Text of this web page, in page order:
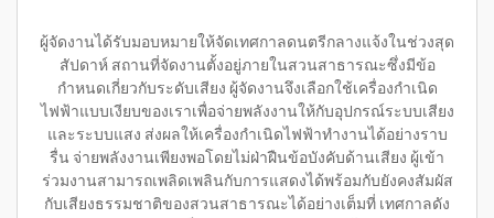
ผู้จัดงานได้รับมอบหมายให้จัดเทศกาลดนตรีกลางแจ้งในช่วงสุด
สัปดาห์ สถานที่จัดงานตั้งอยู่ภายในสวนสาธารณะซึ่งมีข้อ
กำหนดเกี่ยวกับระดับเสียง ผู้จัดงานจึงเลือกใช้เครื่องกำเนิด
ไฟฟ้าแบบเงียบของเราเพื่อจ่ายพลังงานให้กับอุปกรณ์ระบบเสียง
และระบบแสง ส่งผลให้เครื่องกำเนิดไฟฟ้าทำงานได้อย่างราบ
รื่น จ่ายพลังงานเพียงพอโดยไม่ฝ่าฝืนข้อบังคับด้านเสียง ผู้เข้า
ร่วมงานสามารถเพลิดเพลินกับการแสดงได้พร้อมกับยังคงสัมผัส
กับเสียงธรรมชาติของสวนสาธารณะได้อย่างเต็มที่ เทศกาลดัง